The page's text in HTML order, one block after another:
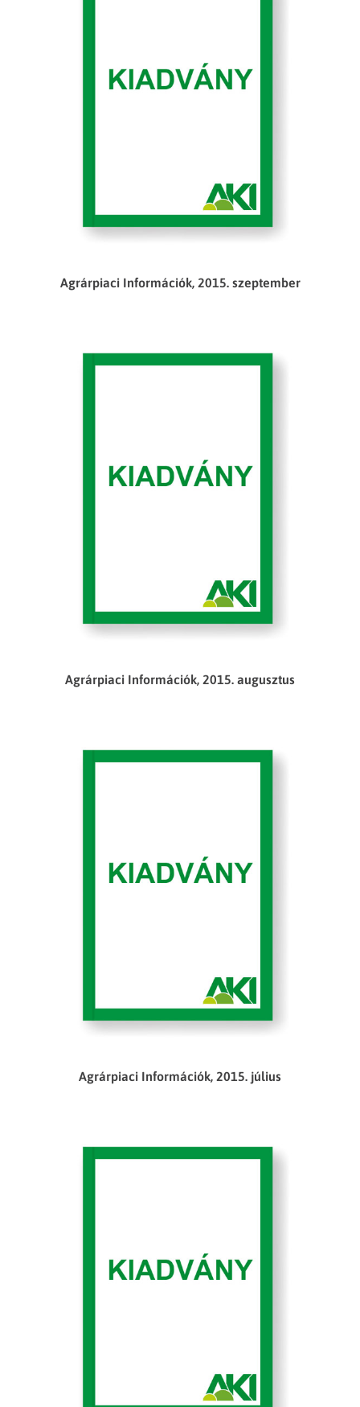
Agrárpiaci Információk, 2015. szeptember
Agrárpiaci Információk, 2015. augusztus
Agrárpiaci Információk, 2015. július